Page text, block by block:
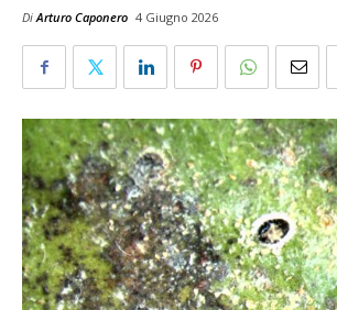
DiArturo Caponero 4 Giugno 2026